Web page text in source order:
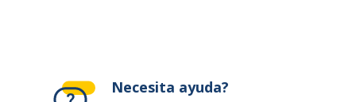
Necesita ayuda?